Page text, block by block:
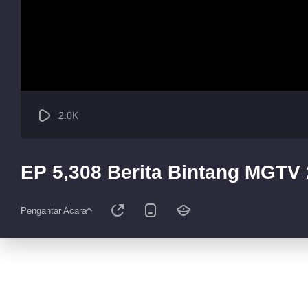
2.0K
EP 5,308 Berita Bintang MGTV
Pengantar Acara